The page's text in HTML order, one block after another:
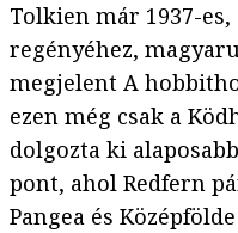
Tolkien már 1937-
regényéhez,
megjelent A
ezen még csak a
dolgozta ki
pont, ahol Redfern
Pangea és